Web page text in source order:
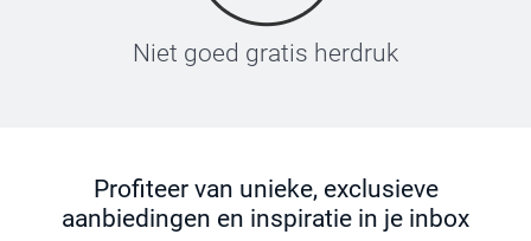
Niet goed gratis herdruk
Profiteer van unieke, exclusieve
aanbiedingen en inspiratie in je inbox